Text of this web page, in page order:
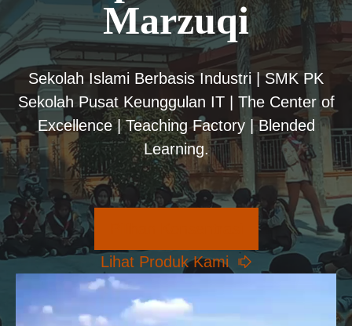
Marzuqi
Sekolah Islami Berbasis Industri | SMK PK
Sekolah Pusat Keunggulan IT | The Center of
Excellence | Teaching Factory | Blended
Learning.
Lihat Produk Kami